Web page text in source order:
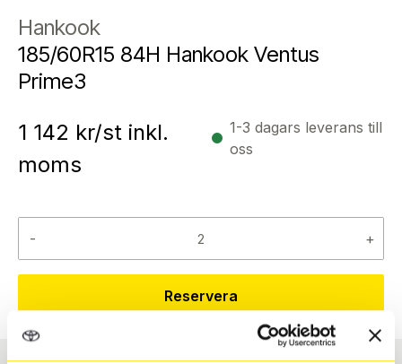
Hankook
185/60R15 84H Hankook Ventus
Prime3
1 142 kr/st inkl.
moms
1-3 dagars leverans till
oss
- +
Reservera